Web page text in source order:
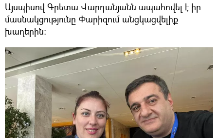
Այսպիսով Գրետա Վարդանյանն ապահովել է իր
մասնակցությունը Փարիզում անցկացվելիք
խաղերին: